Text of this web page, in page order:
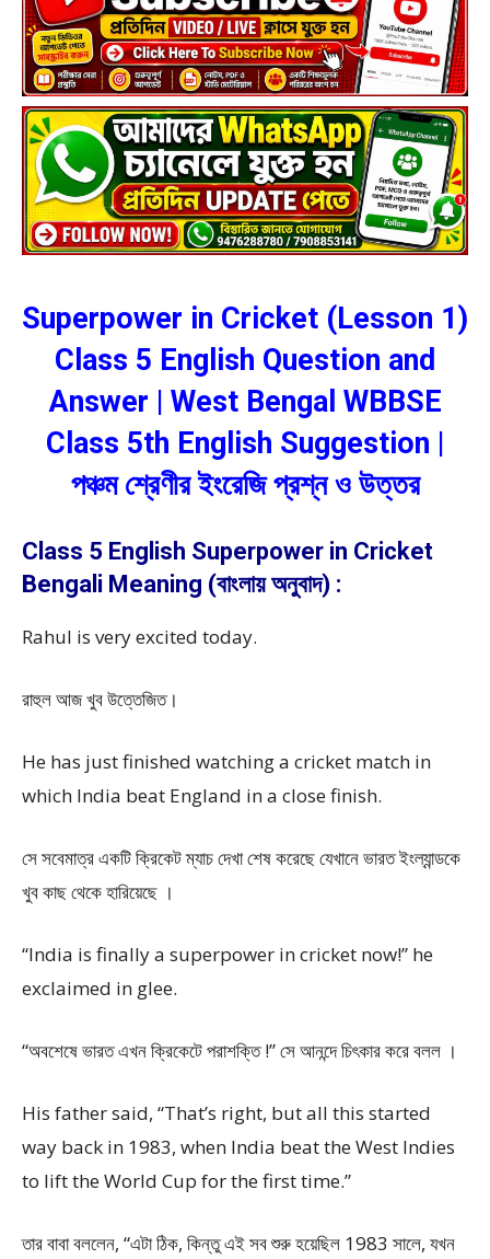
Superpower in Cricket (Lesson 1)
Class 5 English Question and
Answer | West Bengal WBBSE
Class 5th English Suggestion |
পঞ্চম শ্রেণীর ইংরেজি প্রশ্ন ও উত্তর
Class 5 English Superpower in Cricket
Bengali Meaning (বাংলায় অনুবাদ) :
Rahul is very excited today.
রাহুল আজ খুব উত্তেজিত।
He has just finished watching a cricket match in
which India beat England in a close finish.
সে সবেমাত্র একটি ক্রিকেট ম্যাচ দেখা শেষ করেছে যেখানে ভারত ইংল্যান্ডকে
খুব কাছ থেকে হারিয়েছে ।
“India is finally a superpower in cricket now!” he
exclaimed in glee.
“অবশেষে ভারত এখন ক্রিকেটে পরাশক্তি !” সে আনন্দে চিৎকার করে বলল ।
His father said, “That’s right, but all this started
way back in 1983, when India beat the West Indies
to lift the World Cup for the first time.”
তার বাবা বললেন, “এটা ঠিক, কিন্তু এই সব শুরু হয়েছিল 1983 সালে, যখন